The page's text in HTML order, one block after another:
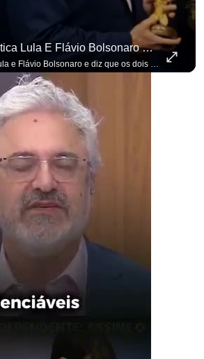
Renan Santos Critica Lula E Flávio Bolsonaro E Diz Que Os Dois São Lados Da Mesma Moeda.